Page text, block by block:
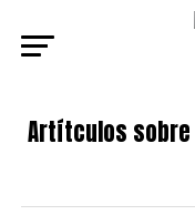
Artítculos sobre